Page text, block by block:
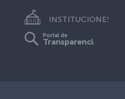
INSTITUCIONES
Portal de
Transparencia